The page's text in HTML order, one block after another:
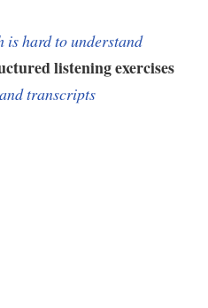
is hard to understand
listening exercises
transcripts